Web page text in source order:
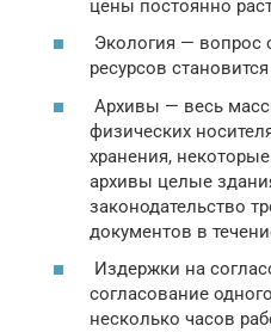
цены постоянно
Экология — вопрос
ресурсов
Архивы — весь
физических
хранения,
архивы целые
законодательство
документов в
Издержки на
согласование
несколько часов